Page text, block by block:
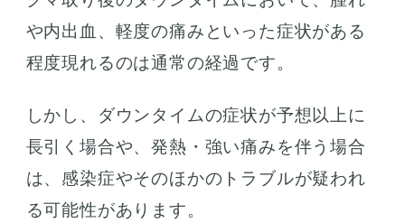
や内出血、軽度の痛みといった症状がある
程度現れるのは通常の経過です。
しかし、ダウンタイムの症状が予想以上に
長引く場合や、発熱・強い痛みを伴う場合
は、感染症やそのほかのトラブルが疑われ
る可能性があります。